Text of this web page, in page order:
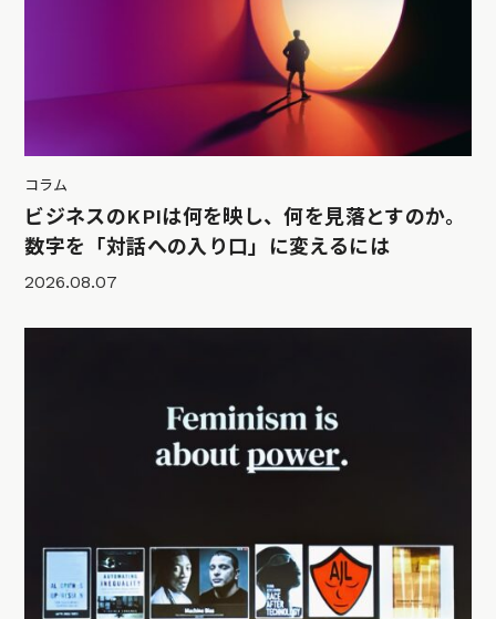
コラム
ビジネスのKPIは何を映し、何を見落とすのか。
数字を「対話への入り口」に変えるには
2026.08.07